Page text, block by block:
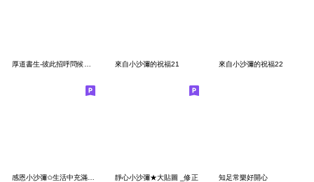
厚道書生-彼此招呼問候日常 來自小沙彌的祝福21 來自小沙彌的祝福22
靜心小沙彌★大貼圖 _修正 知足常樂好開心